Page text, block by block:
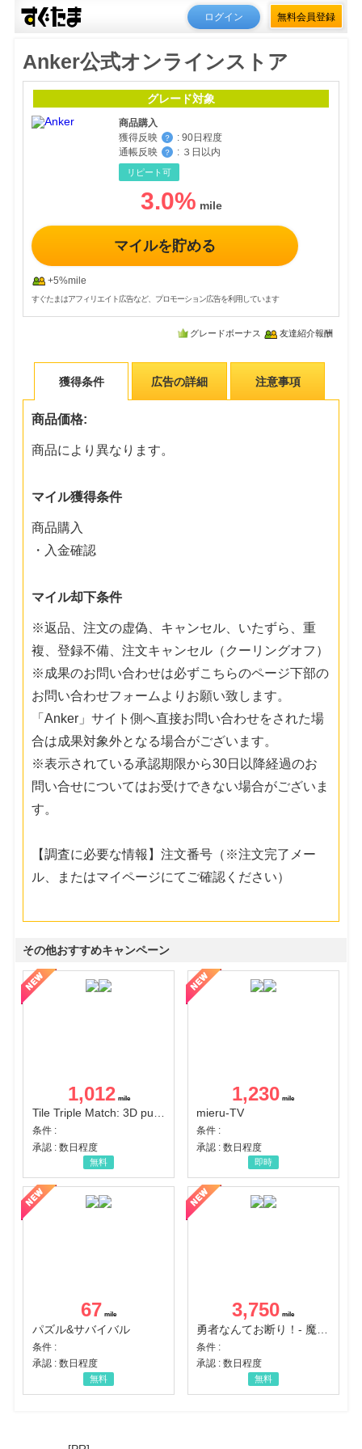
ログイン 無料会員登録
Anker公式オンラインストア
グレード対象
商品購入
獲得反映
？ : 90日程度
通帳反映
？ : ３日以内
リピート可
3.0%
マイルを貯める
+5%mile
すぐたまはアフィリエイト広告など、プロモーション広告を利用しています
グレードボーナス 友達紹介報酬
獲得条件 広告の詳細 注意事項
商品価格:
商品により異なります。
マイル獲得条件
商品購入
・入金確認
マイル却下条件
※返品、注文の虚偽、キャンセル、いたずら、重
複、登録不備、注文キャンセル（クーリングオフ）
※成果のお問い合わせは必ずこちらのページ下部の
お問い合わせフォームよりお願い致します。
「Anker」サイト側へ直接お問い合わせをされた場
合は成果対象外となる場合がございます。
※表示されている承認期限から30日以降経過のお
問い合せについてはお受けできない場合がございま
す。
【調査に必要な情報】注文番号（※注文完了メー
ル、またはマイページにてご確認ください）
その他おすすめキャンペーン
1,012
Tile Triple Match: 3D puzzle
条件 :
承認 : 数日程度
無料
1,230
mieru-TV
条件 :
承認 : 数日程度
即時
67
パズル&サバイバル
条件 :
承認 : 数日程度
無料
3,750
条件 :
承認 : 数日程度
無料